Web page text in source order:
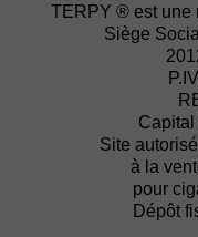
TERPY ® est une
Siège
Site
à la
pour
Dépôt